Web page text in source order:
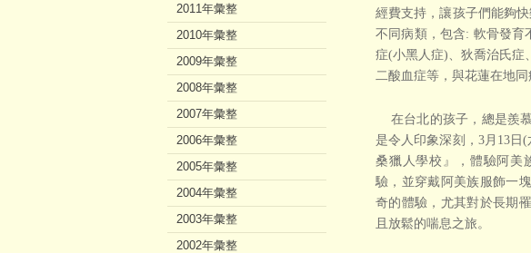
經費支持，讓孩子們能夠
不同病類，包含: 軟骨發育
症(小黑人症)、狄喬治氏症
二酸血症等，與花蓮在地同
在台北的孩子，總是羨
是令人印象深刻，3月13日
桑獵人學校』，體驗阿美
驗，並穿戴阿美族服飾一
奇的體驗，尤其對於長期
且放鬆的喘息之旅。
2011年彙整
2010年彙整
2009年彙整
2008年彙整
2007年彙整
2006年彙整
2005年彙整
2004年彙整
2003年彙整
2002年彙整